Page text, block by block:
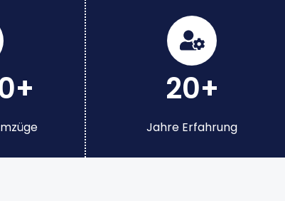
20+
Jahre Erfahrung